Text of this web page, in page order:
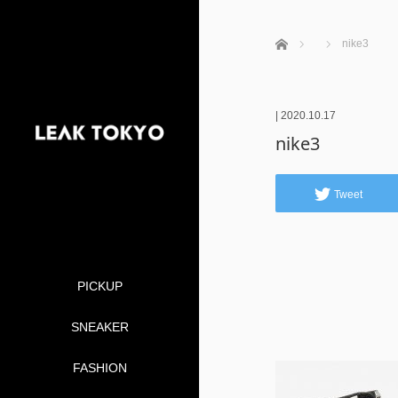
PICKUP
SNEAKER
FASHION
ホーム nike3
2020.10.17
nike3
Tweet